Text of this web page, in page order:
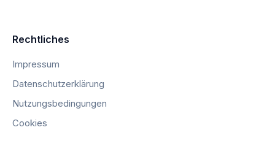
Rechtliches
Impressum
Datenschutzerklärung
Nutzungsbedingungen
Cookies